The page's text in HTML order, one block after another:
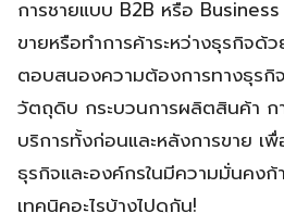
การชายแบบ B2B หรือ
ขายหรือทำการค้าระหว่างธุรกิจด้
ตอบสนองความต้องการทางธุรกิ
วัตถุดิบ กระบวนการผลิตสินค้า ก
บริการทั้งก่อนและหลังการขาย เ
ธุรกิจและองค์กรในมีความมั่นคงก้
เทคนิคอะไรบ้างไปดูกัน!